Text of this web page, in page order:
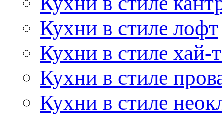
Кухни в стиле лофт
Кухни в стиле хай-
Кухни в стиле
Кухни в стиле